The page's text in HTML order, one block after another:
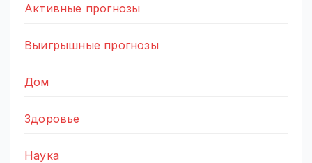
Активные прогнозы
Выигрышные прогнозы
Дом
Здоровье
Наука